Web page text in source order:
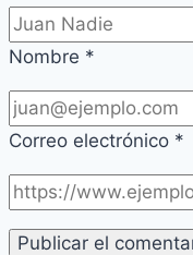
Nombre *
Correo electrónico *